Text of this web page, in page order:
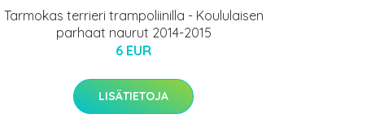
Tarmokas terrieri trampoliinilla - Koululaisen
parhaat naurut 2014-2015
6 EUR
LISÄTIETOJA